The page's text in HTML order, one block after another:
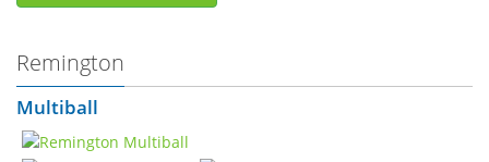
Remington
Multiball